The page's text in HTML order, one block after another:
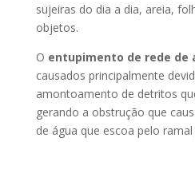
sujeiras do dia a dia, areia,
objetos.
O entupimento de rede de
causados principalmente
amontoamento de detritos
gerando a obstrução que
de água que escoa pelo ramal